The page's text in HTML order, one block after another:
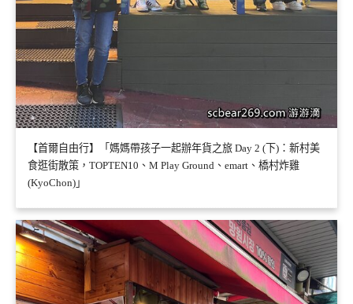
【首爾自由行】「媽媽帶孩子一起辦年貨之旅 Day 2 (下)：新村美
食逛街散策，TOPTEN10、M Play Ground、emart、橋村炸雞
(KyoChon)」